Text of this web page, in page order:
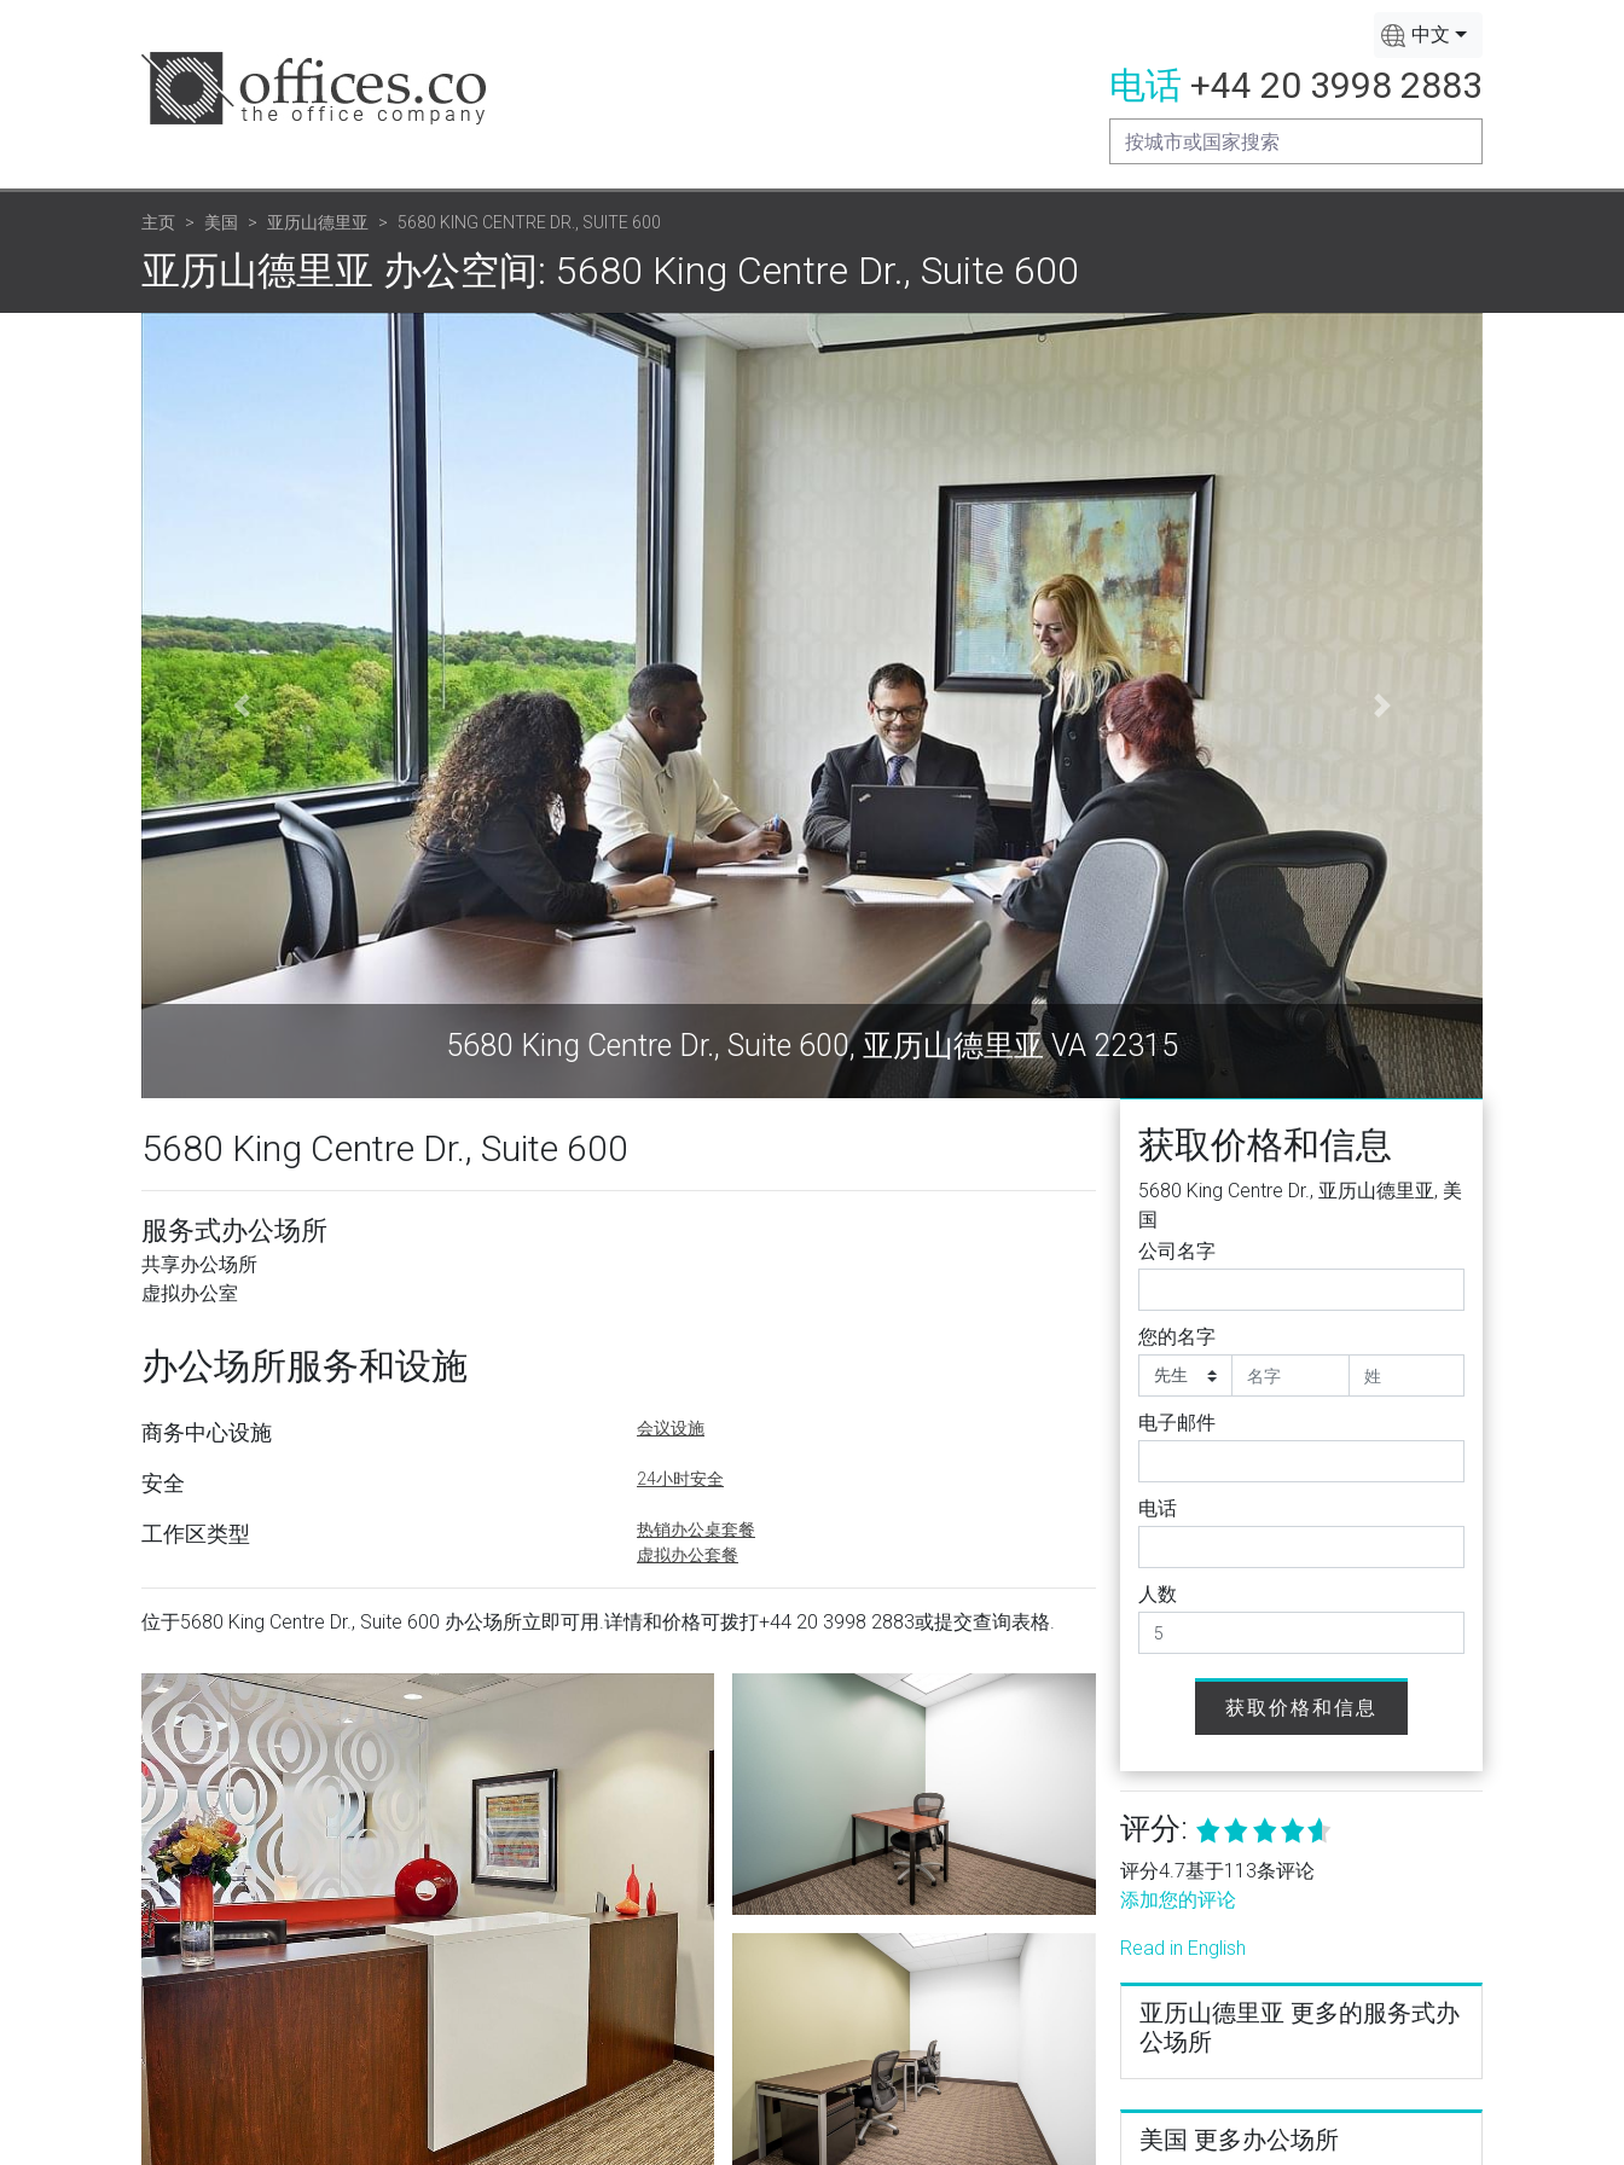
中文
电话 +44 20 3998 2883
主页 美国 亚历山德里亚 5680 KING CENTRE DR., SUITE 600
亚历山德里亚 办公空间: 5680 King Centre Dr., Suite 600
5680 King Centre Dr., Suite 600, 亚历山德里亚 VA 22315
5680 King Centre Dr., Suite 600
服务式办公场所
共享办公场所
虚拟办公室
办公场所服务和设施
商务中心设施 会议设施
安全 24小时安全
工作区类型
热销办公桌套餐
虚拟办公套餐
位于5680 King Centre Dr., Suite 600 办公场所立即可用.详情和价格可拨打+44 20 3998 2883或提交查询表格.
获取价格和信息
5680 King Centre Dr., 亚历山德里亚, 美
国
公司名字
您的名字
电子邮件
电话
人数
获取价格和信息
评分:
评分4.7基于113条评论
添加您的评论
Read in English
亚历山德里亚 更多的服务式办
公场所
美国 更多办公场所